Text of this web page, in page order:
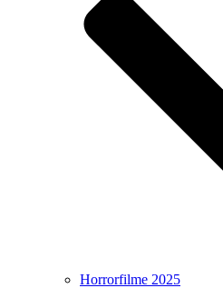
Horrorfilme 2025